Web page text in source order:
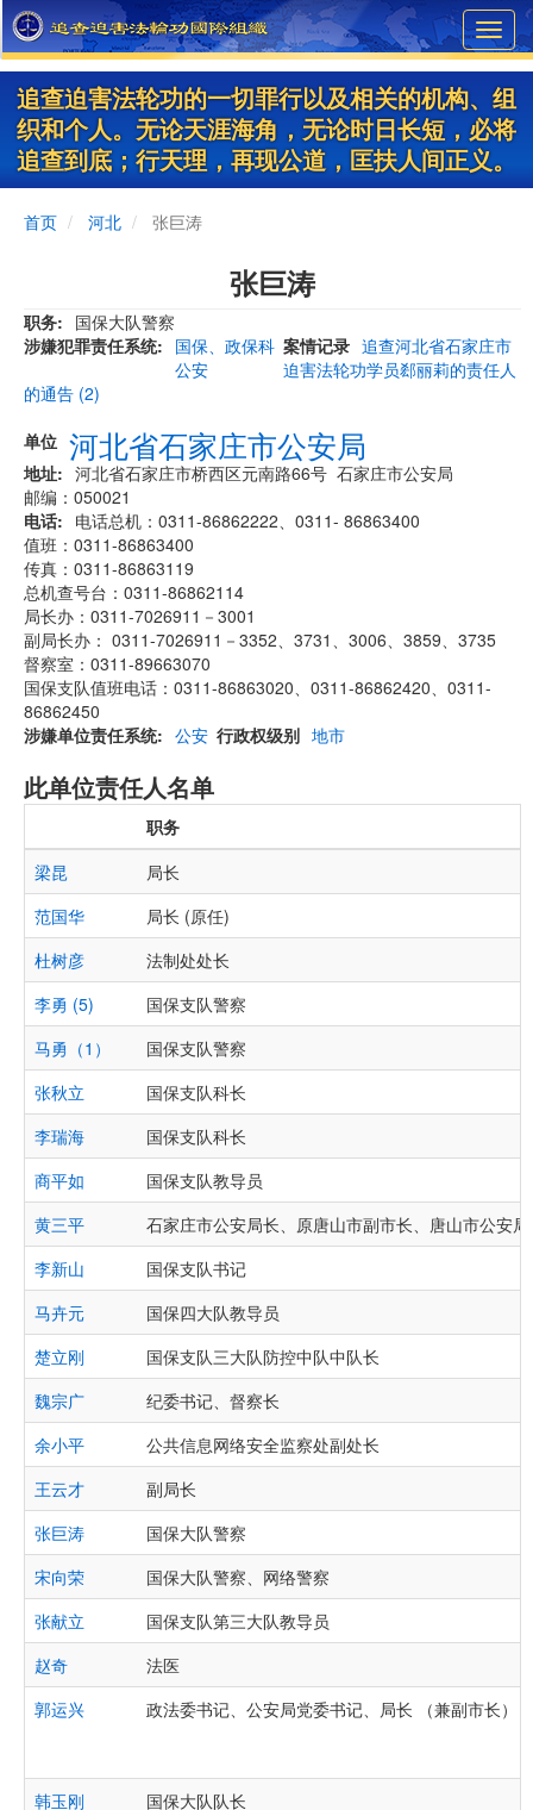
Skip
to
main
content
追查迫害法轮功的一切罪行以及相关的机构、组
织和个人。无论天涯海角，无论时日长短，必将
追查到底；行天理，再现公道，匡扶人间正义。
首页 河北 张巨涛
张巨涛
职务
国保大队警察
涉嫌犯罪责任系统
国保、政保科
公安
案情记录 追查河北省石家庄市
迫害法轮功学员郄丽莉的责任人
的通告 (2)
单位 河北省石家庄市公安局
地址
河北省石家庄市桥西区元南路66号 石家庄市公安局
邮编：050021
电话
电话总机：0311-86862222、0311- 86863400
值班：0311-86863400
传真：0311-86863119
总机查号台：0311-86862114
局长办：0311-7026911－3001
副局长办： 0311-7026911－3352、3731、3006、3859、3735
督察室：0311-89663070
国保支队值班电话：0311-86863020、0311-86862420、0311-
86862450
涉嫌单位责任系统
公安 行政权级别 地市
此单位责任人名单
职务
梁昆
局长
范国华
局长 (原任)
杜树彦
法制处处长
李勇 (5)
国保支队警察
马勇（1）
国保支队警察
张秋立
国保支队科长
李瑞海
国保支队科长
商平如
国保支队教导员
黄三平
石家庄市公安局长、原唐山市副市长、唐山市公安
李新山
国保支队书记
马卉元
国保四大队教导员
楚立刚
国保支队三大队防控中队中队长
魏宗广
纪委书记、督察长
余小平
公共信息网络安全监察处副处长
王云才
副局长
张巨涛
国保大队警察
宋向荣
国保大队警察、网络警察
张献立
国保支队第三大队教导员
赵奇
法医
郭运兴
政法委书记、公安局党委书记、局长 （兼副市长）
韩玉刚 国保大队队长